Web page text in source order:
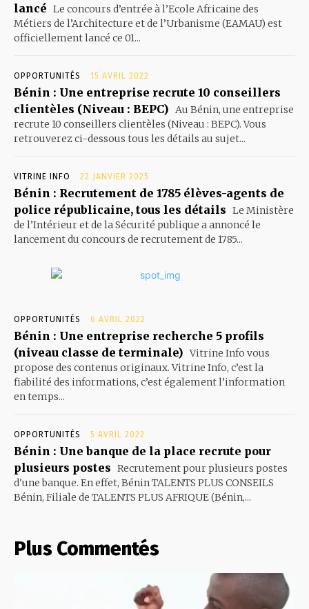
lancé Le concours d’entrée à l’Ecole Africaine des
Métiers de l’Architecture et de l’Urbanisme (EAMAU) est
officiellement lancé ce 01...
OPPORTUNITÉS 15 AVRIL 2022
Bénin : Une entreprise recrute 10 conseillers
clientèles (Niveau : BEPC) Au Bénin, une entreprise
recrute 10 conseillers clientèles (Niveau : BEPC). Vous
retrouverez ci-dessous tous les détails au sujet...
VITRINE INFO 22 JANVIER 2025
Bénin : Recrutement de 1785 élèves-agents de
police républicaine, tous les détails Le Ministère
de l’Intérieur et de la Sécurité publique a annoncé le
lancement du concours de recrutement de 1785...
OPPORTUNITÉS 6 AVRIL 2022
Bénin : Une entreprise recherche 5 profils
(niveau classe de terminale) Vitrine Info vous
propose des contenus originaux. Vitrine Info, c’est la
fiabilité des informations, c’est également l’information
en temps...
OPPORTUNITÉS 5 AVRIL 2022
Bénin : Une banque de la place recrute pour
plusieurs postes Recrutement pour plusieurs postes
d'une banque. En effet, Bénin TALENTS PLUS CONSEILS
Bénin, Filiale de TALENTS PLUS AFRIQUE (Bénin,...
Plus Commentés